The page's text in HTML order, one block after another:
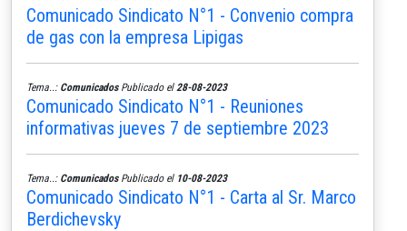
Comunicado Sindicato N°1 - Convenio compra
de gas con la empresa Lipigas
Tema..: ComunicadosPublicado el 28-08-2023
Comunicado Sindicato N°1 - Reuniones
informativas jueves 7 de septiembre 2023
Tema..: ComunicadosPublicado el 10-08-2023
Comunicado Sindicato N°1 - Carta al Sr. Marco
Berdichevsky